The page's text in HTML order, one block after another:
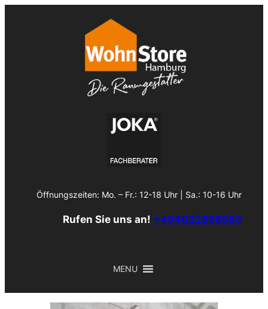
Öffnungszeiten: Mo. – Fr.: 12-18 Uhr | Sa.: 10-16 Uhr
Rufen Sie uns an! +494022868580
MENU